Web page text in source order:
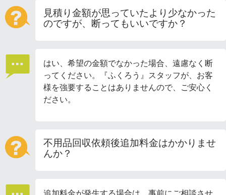
見積り金額が思っていたより少なかった
のですが、断ってもいいですか？
はい、希望の金額でなかった場合、遠慮なく断
ってください。『ふくろう』スタッフが、お客
様を強要することはありませんので、ご安心く
ださい。
不用品回収依頼後追加料金はかかりませ
んか？
追加料金が発生する場合は、事前にご相談させ